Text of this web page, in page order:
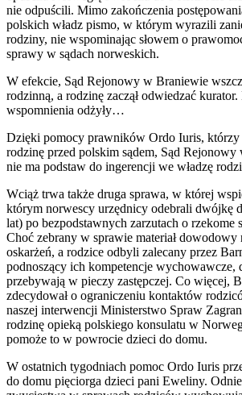
nie odpuścili. Mimo zakończenia
polskich władz pismo, w którym wyrazili
rodziny, nie wspominając słowem o
sprawy w sądach norweskich.
W efekcie, Sąd Rejonowy w Braniewie
rodzinną, a rodzinę zaczął odwiedzać
wspomnienia odżyły…
Dzięki pomocy prawników Ordo Iuris, którzy
rodzinę przed polskim sądem, Sąd Rejonowy
nie ma podstaw do ingerencji we władzę
Wciąż trwa także druga sprawa, w której
którym norwescy urzędnicy odebrali dwójkę
lat) po bezpodstawnych zarzutach o rzekome
Choć zebrany w sprawie materiał dowodowy
oskarżeń, a rodzice odbyli zalecany przez
podnoszący ich kompetencje wychowawcze,
przebywają w pieczy zastępczej. Co więcej,
zdecydował o ograniczeniu kontaktów
naszej interwencji Ministerstwo Spraw
rodzinę opieką polskiego konsulatu w
pomoże to w powrocie dzieci do domu.
W ostatnich tygodniach pomoc Ordo Iuris
do domu pięciorga dzieci pani Eweliny.